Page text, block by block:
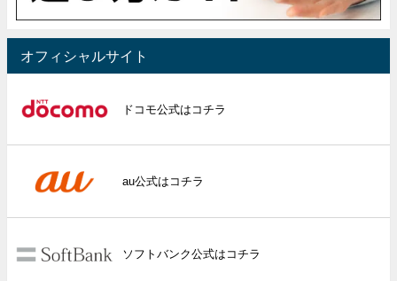
オフィシャルサイト
ドコモ公式はコチラ
au公式はコチラ
ソフトバンク公式はコチラ